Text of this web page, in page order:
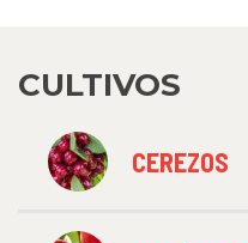
CULTIVOS
CEREZOS